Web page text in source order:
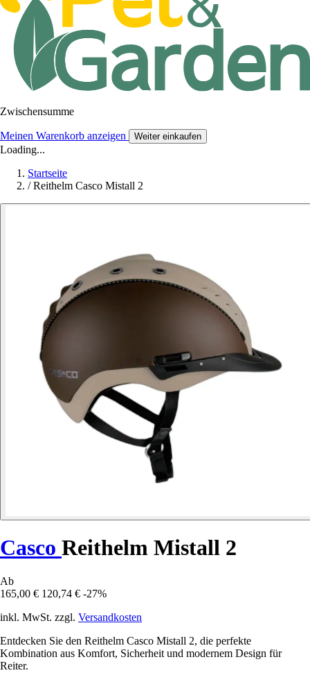
Zwischensumme
Meinen Warenkorb anzeigen Weiter einkaufen
Loading...
Startseite
/ Reithelm Casco Mistall 2
Casco Reithelm Mistall 2
Ab
165,00 € 120,74 € -27%
inkl. MwSt. zzgl. Versandkosten
Entdecken Sie den Reithelm Casco Mistall 2, die perfekte
Kombination aus Komfort, Sicherheit und modernem Design für
Reiter.